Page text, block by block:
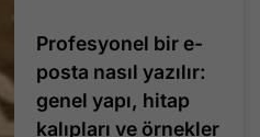
Profesyonel bir e-
posta nasıl yazılır:
genel yapı, hitap
kalıpları ve örnekler